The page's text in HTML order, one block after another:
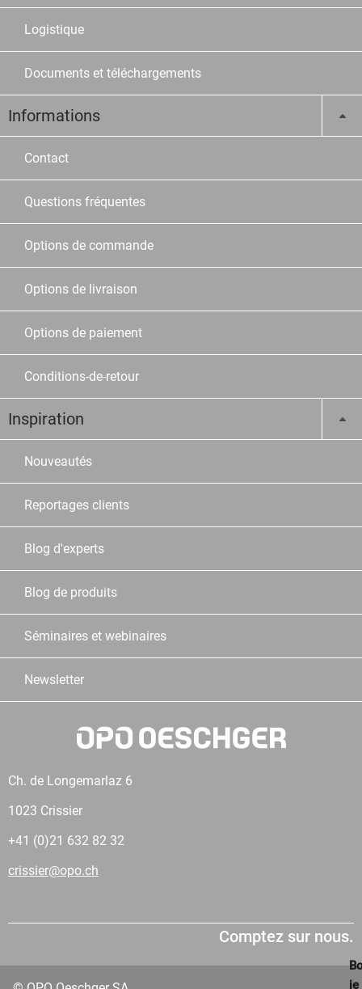
Logistique
Documents et téléchargements
Informations
Contact
Questions fréquentes
Options de commande
Options de livraison
Options de paiement
Conditions-de-retour
Inspiration
Nouveautés
Reportages clients
Blog d'experts
Blog de produits
Séminaires et webinaires
Newsletter
Ch. de Longemarlaz 6
1023 Crissier
+41 (0)21 632 82 32
crissier@opo.ch
Comptez sur nous.
je